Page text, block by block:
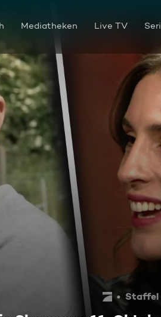
Mediatheken Live TV
Staffel